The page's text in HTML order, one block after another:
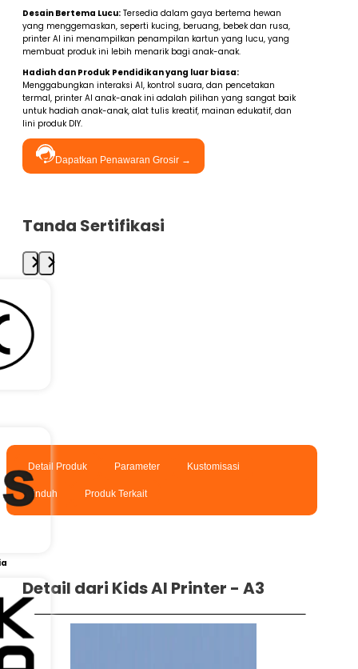
Desain Bertema Lucu: Tersedia dalam gaya bertema hewan
yang menggemaskan, seperti kucing, beruang, bebek dan rusa,
printer AI ini menampilkan penampilan kartun yang lucu, yang
membuat produk ini lebih menarik bagi anak-anak.
Hadiah dan Produk Pendidikan yang luar biasa:
Menggabungkan interaksi AI, kontrol suara, dan pencetakan
termal, printer AI anak-anak ini adalah pilihan yang sangat baik
untuk hadiah anak-anak, alat tulis kreatif, mainan edukatif, dan
lini produk DIY.
Dapatkan Penawaran Grosir →
Tanda Sertifikasi
Detail Produk Parameter Kustomisasi
Unduh Produk Terkait
Detail dari Kids AI Printer - A3